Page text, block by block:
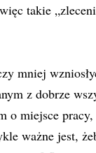
takie
mniej
z dobrze
o miejsce
ważne jest,